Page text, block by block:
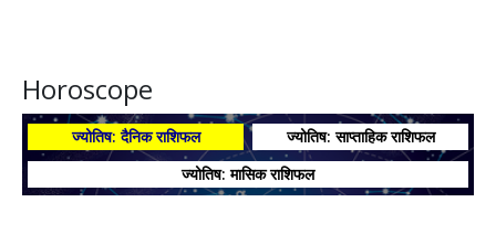
Horoscope
ज्योतिष: दैनिक राशिफल
ज्योतिष: साप्ताहिक राशिफल
ज्योतिष: मासिक राशिफल